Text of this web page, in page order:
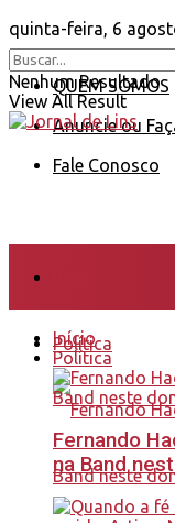
quinta-feira, 6
QUEM SOMOS
Anuncie ou
Fale Conosco
Nenhum Resultado
View All Result
Política
Início
Política
Fernando
na Band